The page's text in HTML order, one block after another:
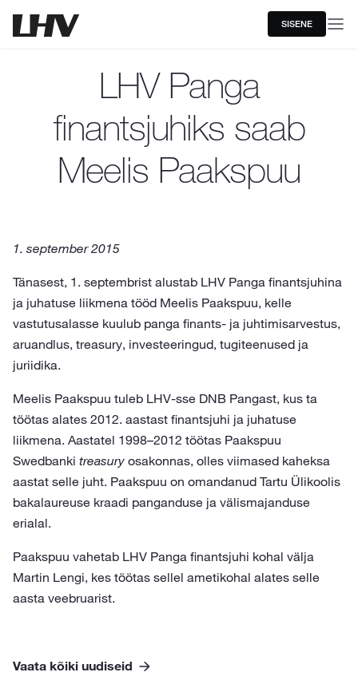
SISENE
LHV Panga
finantsjuhiks saab
Meelis Paakspuu
1. september 2015
Tänasest, 1. septembrist alustab LHV Panga finantsjuhina
ja juhatuse liikmena tööd Meelis Paakspuu, kelle
vastutusalasse kuulub panga finants- ja juhtimisarvestus,
aruandlus, treasury, investeeringud, tugiteenused ja
juriidika.
Meelis Paakspuu tuleb LHV-sse DNB Pangast, kus ta
töötas alates 2012. aastast finantsjuhi ja juhatuse
liikmena. Aastatel 1998–2012 töötas Paakspuu
Swedbanki treasury osakonnas, olles viimased kaheksa
aastat selle juht. Paakspuu on omandanud Tartu Ülikoolis
bakalaureuse kraadi panganduse ja välismajanduse
erialal.
Paakspuu vahetab LHV Panga finantsjuhi kohal välja
Martin Lengi, kes töötas sellel ametikohal alates selle
aasta veebruarist.
Vaata kõiki uudiseid